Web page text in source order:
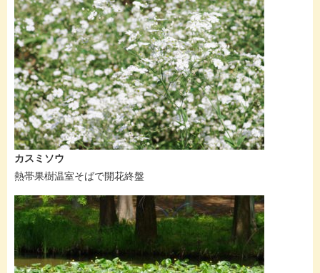
カスミソウ
熱帯果樹温室そばで開花終盤